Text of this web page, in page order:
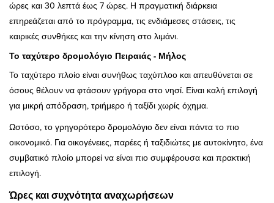
ώρες και 30 λεπτά έως 7 ώρες. Η πραγματική διάρκεια
επηρεάζεται από το πρόγραμμα, τις ενδιάμεσες στάσεις, τις
καιρικές συνθήκες και την κίνηση στο λιμάνι.
Το ταχύτερο δρομολόγιο Πειραιάς - Μήλος
Το ταχύτερο πλοίο είναι συνήθως ταχύπλοο και απευθύνεται σε
όσους θέλουν να φτάσουν γρήγορα στο νησί. Είναι καλή επιλογή
για μικρή απόδραση, τριήμερο ή ταξίδι χωρίς όχημα.
Ωστόσο, το γρηγορότερο δρομολόγιο δεν είναι πάντα το πιο
οικονομικό. Για οικογένειες, παρέες ή ταξιδιώτες με αυτοκίνητο, ένα
συμβατικό πλοίο μπορεί να είναι πιο συμφέρουσα και πρακτική
επιλογή.
Ώρες και συχνότητα αναχωρήσεων